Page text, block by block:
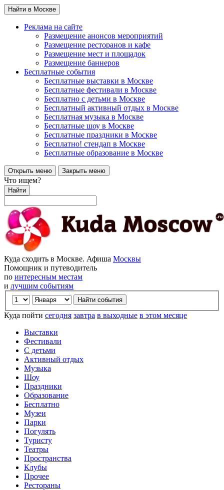
Найти в Москве
Реклама на сайте
Размещение анонсов мероприятий
Размещение ресторанов и кафе
Размещение мест и площадок
Размещение баннеров
Бесплатные события
Бесплатные выставки в Москве
Бесплатные фестивали в Москве
Бесплатно с детьми в Москве
Бесплатный активный отдых в Москве
Бесплатная музыка в Москве
Бесплатные шоу в Москве
Бесплатные праздники в Москве
Бесплатно! стендап в Москве
Бесплатные образование в Москве
Открыть меню Закрыть меню
Что ищем?
Найти
Куда сходить в Москве. Афиша Москвы
Помощник и путеводитель
по интересным местам
и лучшим событиям
Куда пойти сегодня завтра в выходные в этом месяце
Выставки
Фестивали
С детьми
Активный отдых
Музыка
Шоу
Праздники
Образование
Бесплатно
Музеи
Парки
Погулять
Туристу
Театры
Пространства
Клубы
Прочее
Рестораны